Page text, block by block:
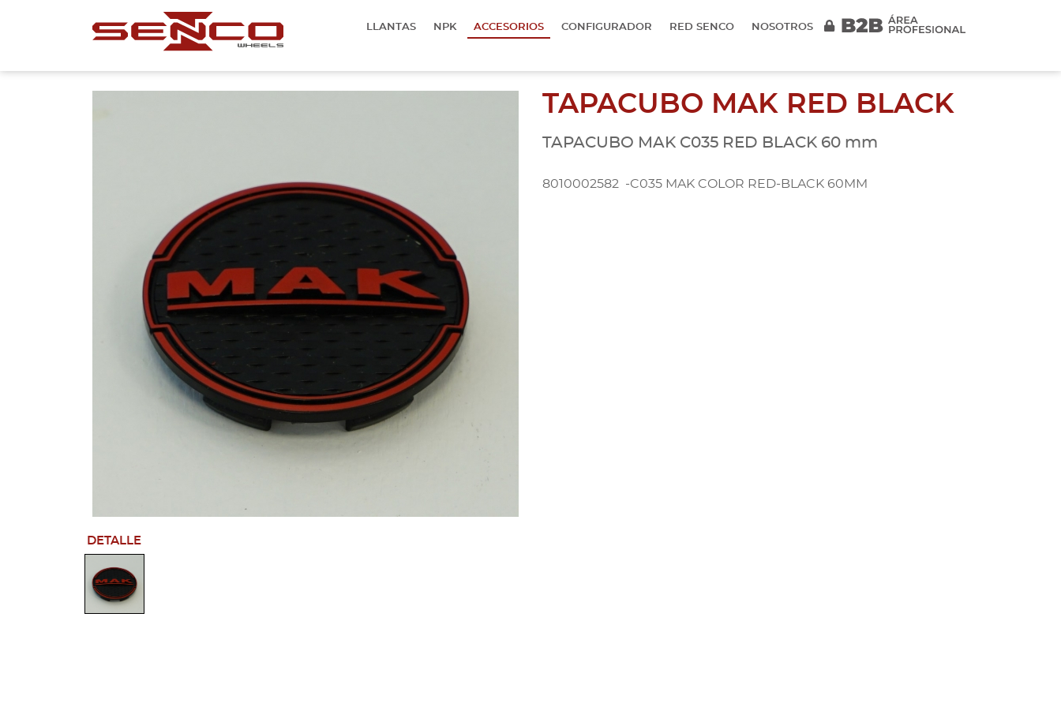
LLANTAS NPK ACCESORIOS CONFIGURADOR RED SENCO NOSOTROS
DETALLE
TAPACUBO MAK RED BLACK
TAPACUBO MAK C035 RED BLACK 60 mm
8010002582 -C035 MAK COLOR RED-BLACK 60MM